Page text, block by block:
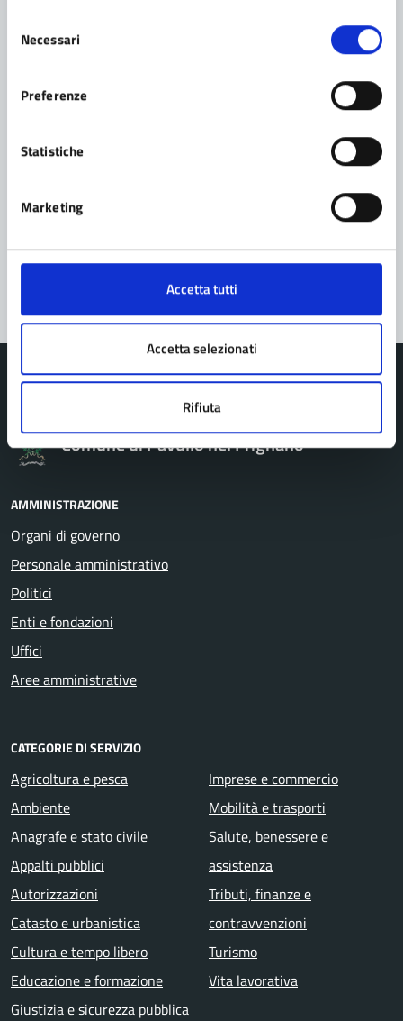
delNecessari
Preferenze
Statistiche
Marketing
Accetta tutti
Accetta selezionati
Rifiuta
Richiedi assistenza
Segnala disservizio
Comune di Pavullo nel Frignano
AMMINISTRAZIONE
Organi di governo
Personale amministrativo
Politici
Enti e fondazioni
Uffici
Aree amministrative
CATEGORIE DI SERVIZIO
Agricoltura e pesca
Ambiente
Anagrafe e stato civile
Appalti pubblici
Autorizzazioni
Catasto e urbanistica
Cultura e tempo libero
Educazione e formazione
Giustizia e sicurezza pubblica
Imprese e commercio
Mobilità e trasporti
Salute, benessere e
assistenza
Tributi, finanze e
contravvenzioni
Turismo
Vita lavorativa